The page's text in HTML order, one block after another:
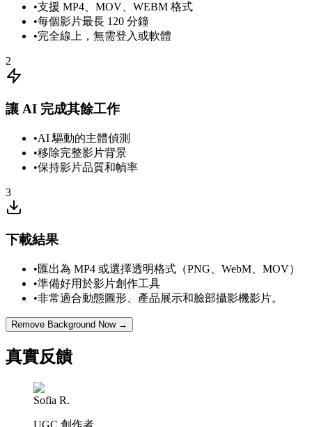
•支援 MP4、MOV、WEBM 格式
•每個影片最長 120 分鐘
•完全線上，無需登入或軟體
2
讓 AI 完成其餘工作
•AI 驅動的主體偵測
•移除完整影片背景
•保持影片品質和幀率
3
下載結果
•匯出為 MP4 或選擇透明格式（PNG、WebM、MOV）
•準備好用於影片創作工具
•非常適合動態圖形、產品展示和臉部攝影機影片。
Remove Background Now →
真實反饋
Sofia R.
UGC 創作者